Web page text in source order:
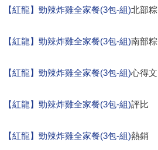
【紅龍】勁辣炸雞全家餐(3包-組)北部粽
【紅龍】勁辣炸雞全家餐(3包-組)南部粽
【紅龍】勁辣炸雞全家餐(3包-組)心得文
【紅龍】勁辣炸雞全家餐(3包-組)評比
【紅龍】勁辣炸雞全家餐(3包-組)熱銷